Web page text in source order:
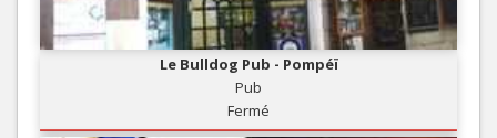
Le Bulldog Pub - Pompéï
Pub
Fermé